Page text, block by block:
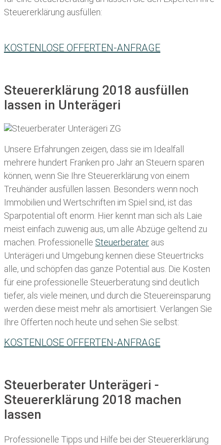
Steuererklärung ausfüllen:
KOSTENLOSE OFFERTEN-ANFRAGE
Steuererklärung 2018 ausfüllen
lassen in Unterägeri
Unsere Erfahrungen zeigen, dass sie im Idealfall
mehrere hundert Franken pro Jahr an Steuern sparen
können, wenn Sie Ihre Steuererklärung von einem
Treuhänder ausfüllen lassen . Besonders wenn noch
Immobilien und Wertschriften im Spiel sind, ist das
Sparpotential oft enorm. Hier kennt man sich als Laie
meist einfach zuwenig aus, um alle Abzüge geltend zu
machen. Professionelle Steuerberater aus
Unterägeri und Umgebung kennen diese Steuertricks
alle, und schöpfen das ganze Potential aus. Die Kosten
für eine professionelle Steuerberatung sind deutlich
tiefer, als viele meinen, und durch die Steuereinsparung
werden diese meist mehr als amortisiert. Verlangen Sie
Ihre Offerten noch heute und sehen Sie selbst:
KOSTENLOSE OFFERTEN-ANFRAGE
Steuerberater Unterägeri -
Steuererklärung 2018 machen
lassen
Professionelle Tipps und Hilfe bei der Steuererklärung